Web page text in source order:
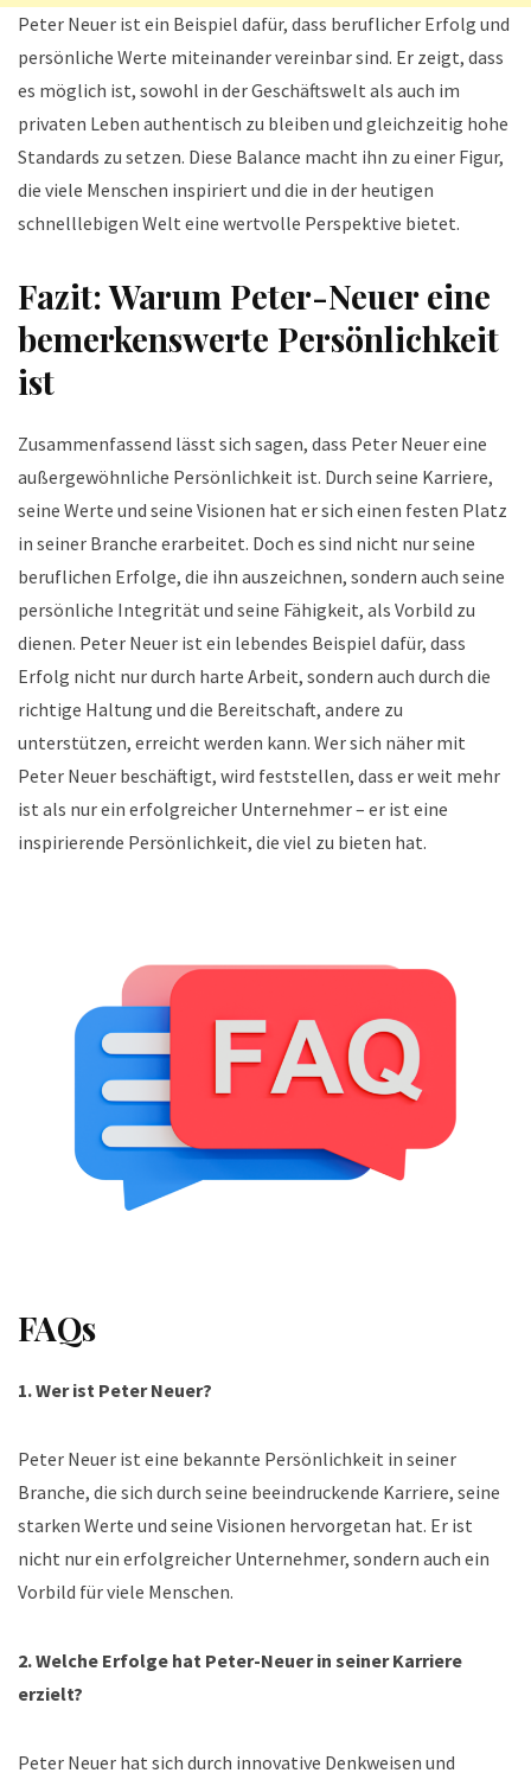
Peter Neuer ist ein Beispiel dafür, dass beruflicher Erfolg und
persönliche Werte miteinander vereinbar sind. Er zeigt, dass
es möglich ist, sowohl in der Geschäftswelt als auch im
privaten Leben authentisch zu bleiben und gleichzeitig hohe
Standards zu setzen. Diese Balance macht ihn zu einer Figur,
die viele Menschen inspiriert und die in der heutigen
schnelllebigen Welt eine wertvolle Perspektive bietet.
Fazit: Warum Peter-Neuer eine
bemerkenswerte Persönlichkeit
ist
Zusammenfassend lässt sich sagen, dass Peter Neuer eine
außergewöhnliche Persönlichkeit ist. Durch seine Karriere,
seine Werte und seine Visionen hat er sich einen festen Platz
in seiner Branche erarbeitet. Doch es sind nicht nur seine
beruflichen Erfolge, die ihn auszeichnen, sondern auch seine
persönliche Integrität und seine Fähigkeit, als Vorbild zu
dienen. Peter Neuer ist ein lebendes Beispiel dafür, dass
Erfolg nicht nur durch harte Arbeit, sondern auch durch die
richtige Haltung und die Bereitschaft, andere zu
unterstützen, erreicht werden kann. Wer sich näher mit
Peter Neuer beschäftigt, wird feststellen, dass er weit mehr
ist als nur ein erfolgreicher Unternehmer – er ist eine
inspirierende Persönlichkeit, die viel zu bieten hat.
FAQs
1. Wer ist Peter Neuer?
Peter Neuer ist eine bekannte Persönlichkeit in seiner
Branche, die sich durch seine beeindruckende Karriere, seine
starken Werte und seine Visionen hervorgetan hat. Er ist
nicht nur ein erfolgreicher Unternehmer, sondern auch ein
Vorbild für viele Menschen.
2. Welche Erfolge hat Peter-Neuer in seiner Karriere
erzielt?
Peter Neuer hat sich durch innovative Denkweisen und